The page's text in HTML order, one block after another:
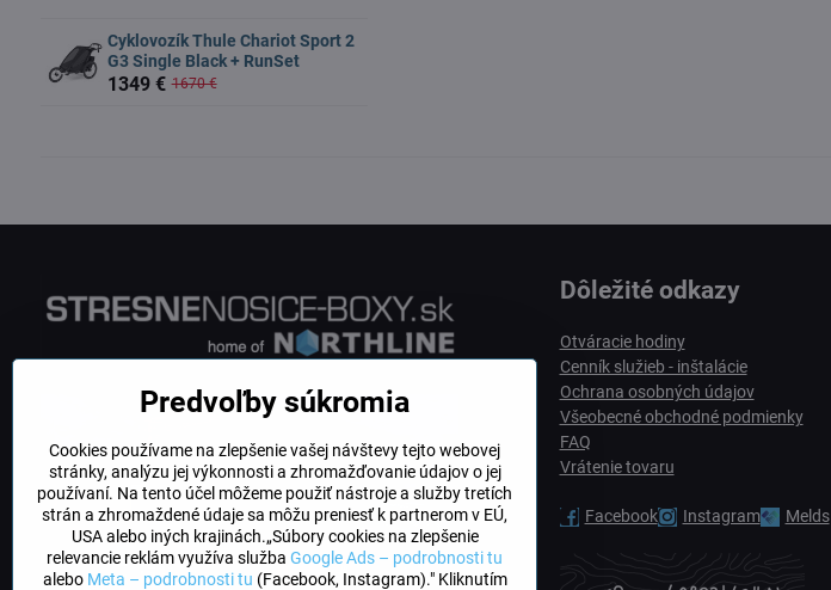
Cyklovozík Thule Chariot Sport 2
G3 Single Black + RunSet
1349 € 1670 €
Dôležité odkazy
Otváracie hodiny
Cenník služieb - inštalácie
Ochrana osobných údajov
Všeobecné obchodné podmienky
FAQ
Vrátenie tovaru
Facebook Instagram Melds
Predvoľby súkromia
Cookies používame na zlepšenie vašej návštevy tejto webovej
stránky, analýzu jej výkonnosti a zhromažďovanie údajov o jej
používaní. Na tento účel môžeme použiť nástroje a služby tretích
strán a zhromaždené údaje sa môžu preniesť k partnerom v EÚ,
USA alebo iných krajinách.„Súbory cookies na zlepšenie
relevancie reklám využíva služba Google Ads – podrobnosti tu
alebo Meta – podrobnosti tu (Facebook, Instagram)." Kliknutím